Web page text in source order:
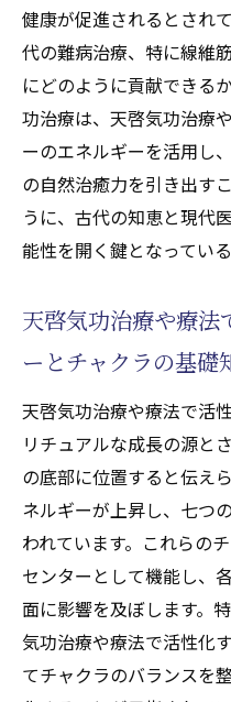
健康が促進されるとされ
代の難病治療、特に線維
にどのように貢献できる
功治療は、天啓気功治療
ーのエネルギーを活用し
の自然治癒力を引き出す
うに、古代の知恵と現代
能性を開く鍵となっている
天啓気功治療や療法
ーとチャクラの基礎
天啓気功治療や療法で活
リチュアルな成長の源と
の底部に位置すると伝え
ネルギーが上昇し、七つ
われています。これらの
センターとして機能し、
面に影響を及ぼします。
気功治療や療法で活性化
てチャクラのバランスを